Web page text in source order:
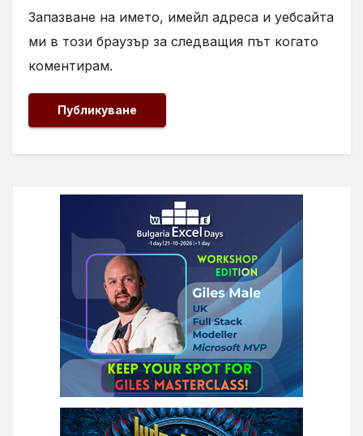
Запазване на името, имейл адреса и уебсайта
ми в този браузър за следващия път когато
коментирам.